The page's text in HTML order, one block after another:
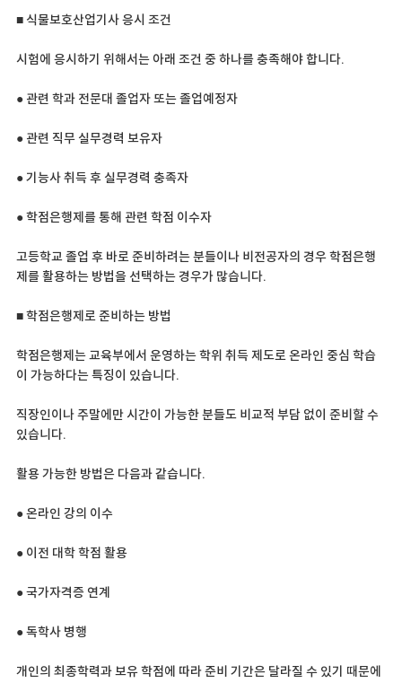
■ 식물보호산업기사 응시 조건
시험에 응시하기 위해서는 아래 조건 중 하나를 충족해야 합니다.
● 관련 학과 전문대 졸업자 또는 졸업예정자
● 관련 직무 실무경력 보유자
● 기능사 취득 후 실무경력 충족자
● 학점은행제를 통해 관련 학점 이수자
고등학교 졸업 후 바로 준비하려는 분들이나 비전공자의 경우 학점은행
제를 활용하는 방법을 선택하는 경우가 많습니다.
■ 학점은행제로 준비하는 방법
학점은행제는 교육부에서 운영하는 학위 취득 제도로 온라인 중심 학습
이 가능하다는 특징이 있습니다.
직장인이나 주말에만 시간이 가능한 분들도 비교적 부담 없이 준비할 수
있습니다.
활용 가능한 방법은 다음과 같습니다.
● 온라인 강의 이수
● 이전 대학 학점 활용
● 국가자격증 연계
● 독학사 병행
개인의 최종학력과 보유 학점에 따라 준비 기간은 달라질 수 있기 때문에